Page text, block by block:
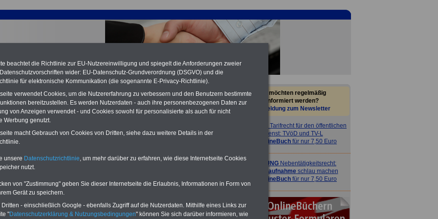
- Tarifrechtliche Regelungen im öffentlichen Dienst
Zum Komplettpreis von nur 15,00
wichtigen Fragen zum Öffentlichen
Dienst:
Sie möchten regelmäßig
informiert werden?
Anmeldung zum Newsletter
Tarifrecht für den öffentlichen
Dienst: TVöD und TV-L
OnlineBuch für nur 7,50 Euro
ACHTUNG Nebentätigkeitsrecht:
vor Jobaufnahmeschlau machen
OnlineBuch für nur 7,50 Euro
beachtet die Richtlinie zur EU-Nutzereinwilligung und spiegelt die Anforderungen zweier
wider: EU-Datenschutz-Grundverordnung (DSGVO) und die
für elektronische Kommunikation (die sogenannte E-Privacy-Richtlinie).
verwendet Cookies, um die Nutzererfahrung zu verbessern und den Benutzern bestimmte
bereitzustellen. Es werden Nutzerdaten - auch ihre personenbezogenen Daten zur
von Anzeigen verwendet - und Cookies sowohl für personalisierte als auch für nicht
Werbung genutzt.
macht Gebrauch von Cookies von Dritten, siehe dazu weitere Details in der
unsere Datenschutzrichtlinie, um mehr darüber zu erfahren, wie diese Internetseite Cookies
nutzt.
von "Zustimmung" geben Sie dieser Internetseite die Erlaubnis, Informationen in Form von
Gerät zu speichern.
- einschließlich Google - ebenfalls Zugriff auf die Nutzerdaten. Mithilfe eines Links zur
"Datenschutzerklärung & Nutzungsbedingungen" können Sie sich darüber informieren, wie